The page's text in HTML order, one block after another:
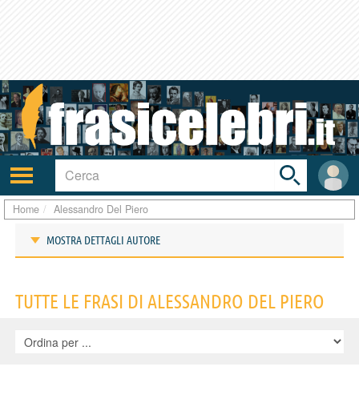
Attiva/disattiva
navigazione
User
area
Toggle
search
bar
Home Alessandro Del Piero
MOSTRA DETTAGLI AUTORE
TUTTE LE FRASI DI ALESSANDRO DEL PIERO